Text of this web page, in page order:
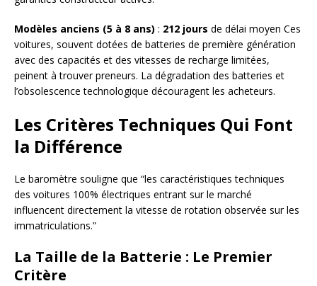
Modèles anciens (5 à 8 ans) : 212 jours de délai moyen Ces
voitures, souvent dotées de batteries de première génération
avec des capacités et des vitesses de recharge limitées,
peinent à trouver preneurs. La dégradation des batteries et
l’obsolescence technologique découragent les acheteurs.
Les Critères Techniques Qui Font
la Différence
Le baromètre souligne que “les caractéristiques techniques
des voitures 100% électriques entrant sur le marché
influencent directement la vitesse de rotation observée sur les
immatriculations.”
La Taille de la Batterie : Le Premier
Critère